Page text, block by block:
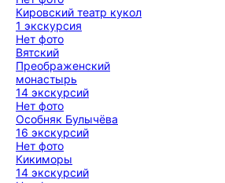
Кировский театр кукол
1 экскурсия
Нет фото
Вятский
Преображенский
монастырь
14 экскурсий
Нет фото
Особняк Булычёва
16 экскурсий
Нет фото
Кикиморы
14 экскурсий